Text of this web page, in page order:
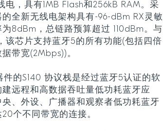
电，具有1MB Flash和256kB RAM。采
全新无线电架构具有-96-dBm RX灵敏
8dBm，总链路预算超过 110dBm。与
该芯片支持蓝牙5的所有功能(包括四倍
带宽(2Mbps))。
的S140 协议栈是经过蓝牙5认证的软
远程和高数据吞吐量低功耗蓝牙应
、外设、广播器和观察者低功耗蓝牙
个不同带宽的连接。